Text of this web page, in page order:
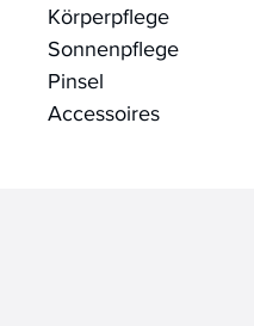
Körperpflege
Sonnenpflege
Pinsel
Accessoires